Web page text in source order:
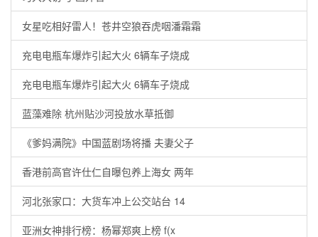
女星吃相好雷人！苍井空狼吞虎咽潘霜霜
充电电瓶车爆炸引起大火 6辆车子烧成
充电电瓶车爆炸引起大火 6辆车子烧成
蓝藻难除 杭州贴沙河投放水草抵御
《爹妈满院》中国蓝剧场将播 夫妻父子
香港前高官许仕仁自曝包养上海女 两年
河北张家口：大货车冲上公交站台 14
亚洲女神排行榜：杨幂郑爽上榜 f(x